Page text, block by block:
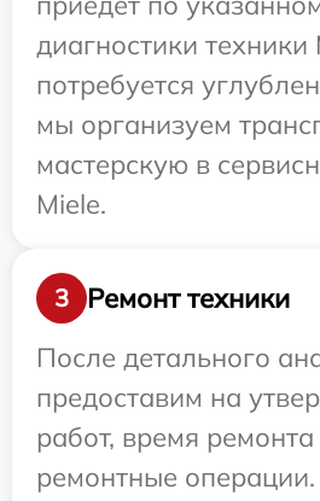
диагностики техники
потребуется
мы организуем
мастерскую в
Miele.
3
Ремонт техники
После детального
предоставим на
работ, время
ремонтные операции.